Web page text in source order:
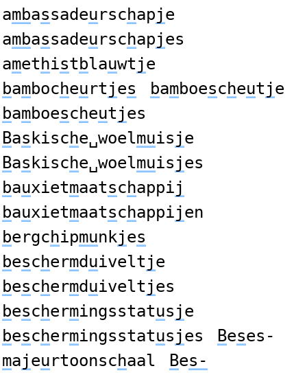
ambassadeurschapje
ambassadeurschapjes
amethistblauwtje
bambocheurtjes bamboescheutje
bamboescheutjes
Bas kische␣woelmuisje
Bas kische␣woelmuisjes
bauxietmaatschappij
bauxietmaatschappijen
bergchipmunkjes
beschermd uiveltje
beschermd uiveltjes
beschermingsstatusje
beschermingsstatusjes Beses-
majeurtoonschaal Bes-